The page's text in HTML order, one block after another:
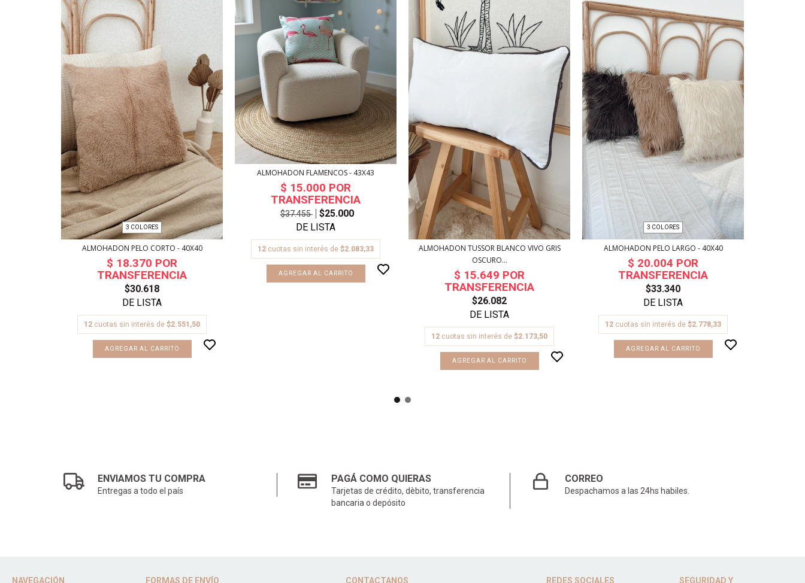
3 COLORES
ALMOHADON PELO CORTO - 40X40
$30.618
12 cuotas sin interés de $2.551,50
AGREGAR AL CARRITO
ALMOHADON FLAMENCOS - 43X43
$37.455 $25.000
12 cuotas sin interés de $2.083,33
ALMOHADON TUSSOR BLANCO VIVO GRIS
OSCURO...
$26.082
12 cuotas sin interés de $2.173,50
3 COLORES
ALMOHADON PELO LARGO - 40X40
$33.340
12 cuotas sin interés de $2.778,33
AGREGAR AL CARRITO
ENVIAMOS TU COMPRA
Entregas a todo el país
PAGÁ COMO QUIERAS
Tarjetas de crédito, dèbito, transferencia
bancaria o depósito
CORREO
Despachamos a las 24hs habiles.
NAVEGACIÓN FORMAS DE ENVÍO CONTACTANOS REDES SOCIALES SEGURIDAD Y